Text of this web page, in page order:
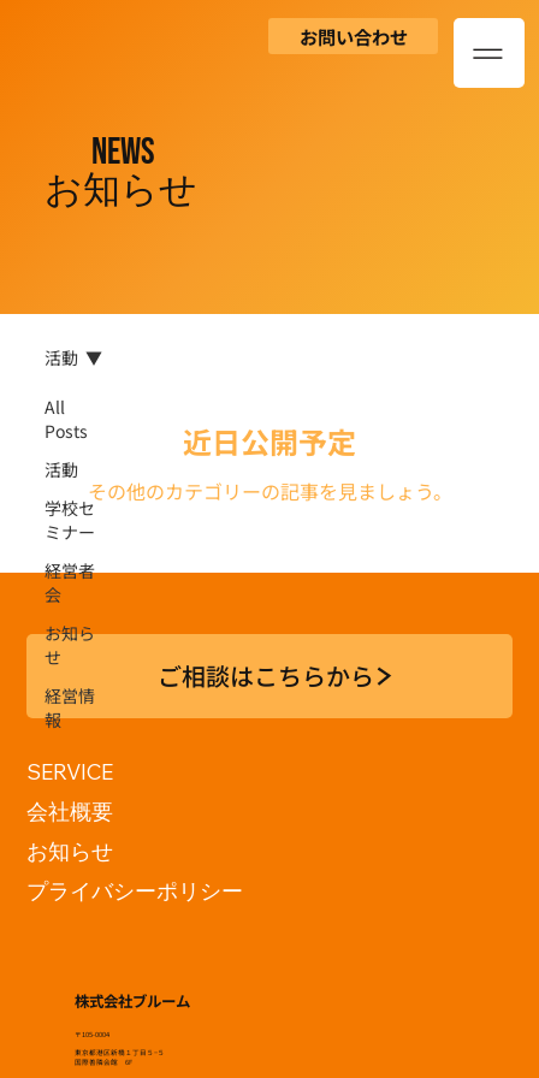
お問い合わせ
NEWS
​お知らせ
All
Posts
活動
学校セ
ミナー
経営者
会
お知ら
せ
経営情
報
活動
近日公開予定
その他のカテゴリーの記事を見ましょう。
株式会社ブルーム
〒105-0004
東京都港区新橋１丁目５−５
国際善隣会館 6F
SERVICE
会社概要
お知らせ
プライバシーポリシー
ご相談はこちらから